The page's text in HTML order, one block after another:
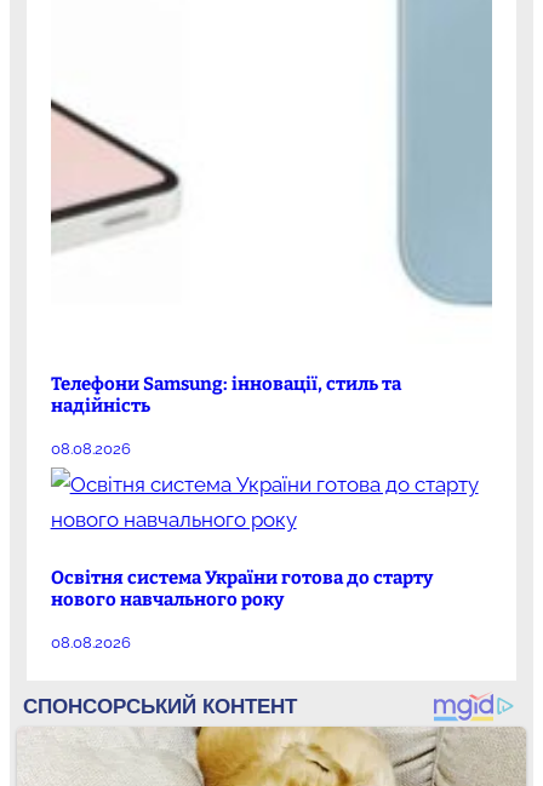
Телефони Samsung: інновації, стиль та
надійність
08.08.2026
Освітня система України готова до старту
нового навчального року
08.08.2026